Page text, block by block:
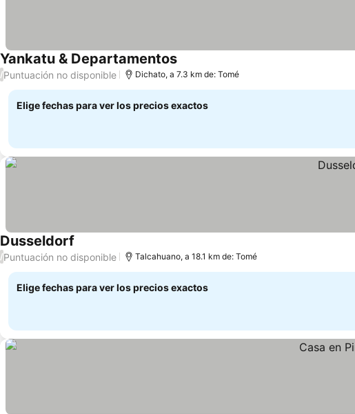
Yankatu & Departamentos
/Puntuación no disponible Dichato, a 7.3 km de: Tomé
Elige fechas para ver los precios exactos
Dusseldorf
/Puntuación no disponible Talcahuano, a 18.1 km de: Tomé
Elige fechas para ver los precios exactos